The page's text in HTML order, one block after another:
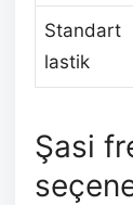
Standart
lastik
Şasi